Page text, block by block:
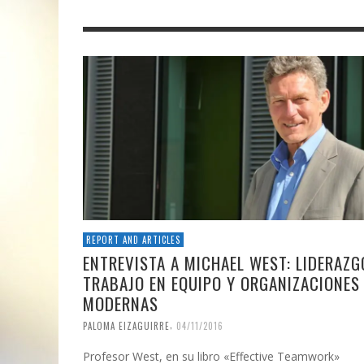
REPORT AND ARTICLES
ENTREVISTA A MICHAEL WEST:
TRABAJO EN EQUIPO Y ORGANIZACIONES
MODERNAS
PALOMA EIZAGUIRRE 04/11/2016
Profesor West, en su libro «Effective Teamwork»